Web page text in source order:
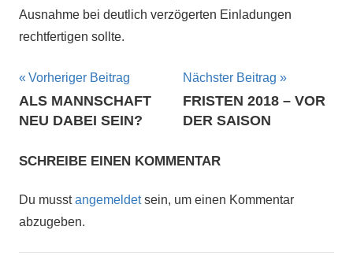
Ausnahme bei deutlich verzögerten Einladungen
rechtfertigen sollte.
Beitragsnavigation
Vorheriger Beitrag
ALS MANNSCHAFT
NEU DABEI SEIN?
Nächster Beitrag
FRISTEN 2018 – VOR
DER SAISON
SCHREIBE EINEN KOMMENTAR
Du musstangemeldetsein, um einen Kommentar
abzugeben.